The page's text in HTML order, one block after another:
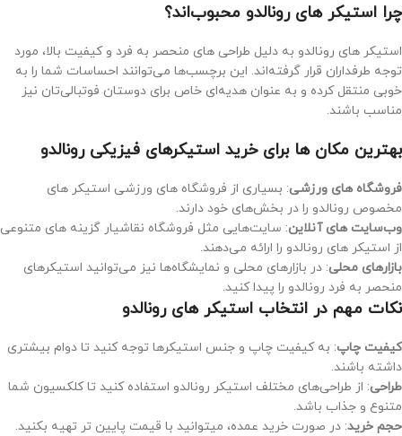
چرا استیکر های رونالدو محبوب‌اند؟
استیکر های رونالدو به دلیل طراحی‌ های منحصر به فرد و کیفیت بالا، مورد
توجه طرفداران قرار گرفته‌اند. این برچسب‌ها می‌توانند احساسات شما را به
خوبی منتقل کرده و به عنوان هدیه‌ای خاص برای دوستان فوتبالی‌تان نیز
مناسب باشند.
بهترین مکان‌ ها برای خرید استیکرهای فیزیکی رونالدو
فروشگاه‌ های ورزشی: بسیاری از فروشگاه‌ های ورزشی استیکر های
مخصوص رونالدو را در بخش‌های خود دارند.
وب‌سایت‌ های آنلاین: سایت‌هایی مثل فروشگاه نقاشیار گزینه‌ های متنوعی
از استیکر های رونالدو را ارائه می‌دهند.
بازارهای محلی: در بازارهای محلی و نمایشگاه‌ها نیز می‌توانید استیکرهای
منحصر به فرد رونالدو را پیدا کنید.
نکات مهم در انتخاب استیکر های رونالدو
کیفیت چاپ: به کیفیت چاپ و جنس استیکرها توجه کنید تا دوام بیشتری
داشته باشند.
طراحی: از طراحی‌های مختلف استیکر رونالدو استفاده کنید تا کلکسیون شما
متنوع و جذاب باشد.
حجم خرید: در صورت خرید عمده، میتوانید با قیمت پایین تر تهیه بکنید.